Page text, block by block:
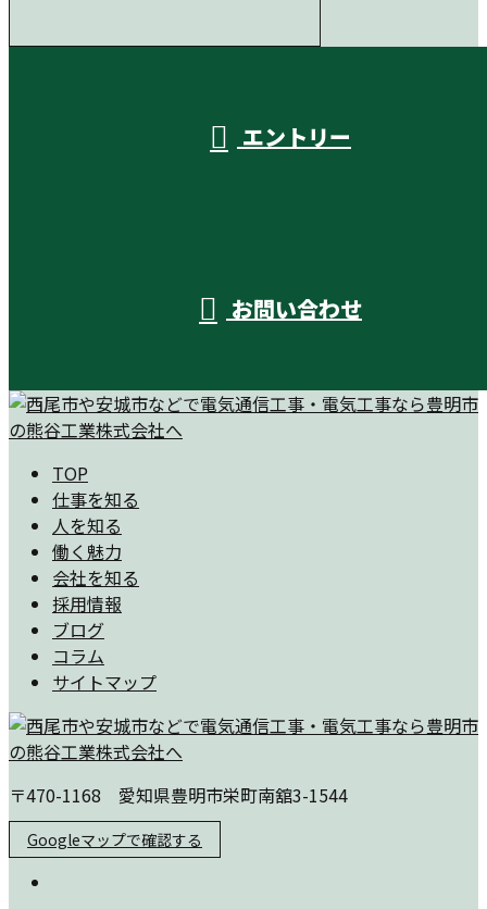
エントリー
お問い合わせ
TOP
仕事を知る
人を知る
働く魅力
会社を知る
採用情報
ブログ
コラム
サイトマップ
〒470-1168 愛知県豊明市栄町南舘3-1544
Googleマップで確認する